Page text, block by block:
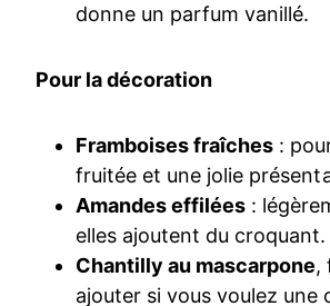
donne un parfum vanillé.
Pour la décoration
Framboises fraîches :
fruitée et une jolie
Amandes effilées :
elles ajoutent du croquant.
Chantilly au mascarpone,
ajouter si vous voulez une